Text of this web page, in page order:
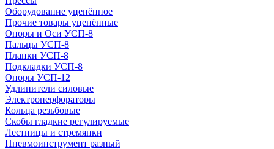
Оборудование уценённое
Прочие товары уценённые
Опоры и Оси УСП-8
Пальцы УСП-8
Планки УСП-8
Подкладки УСП-8
Опоры УСП-12
Удлинители силовые
Электроперфораторы
Кольца резьбовые
Скобы гладкие регулируемые
Лестницы и стремянки
Пневмоинструмент разный